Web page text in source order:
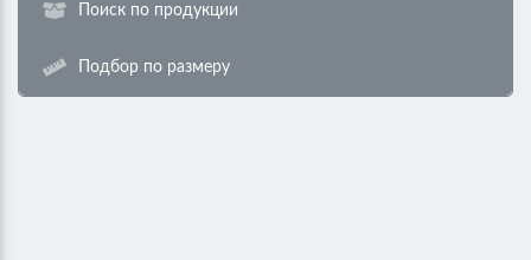
Поиск по продукции
Подбор по размеру